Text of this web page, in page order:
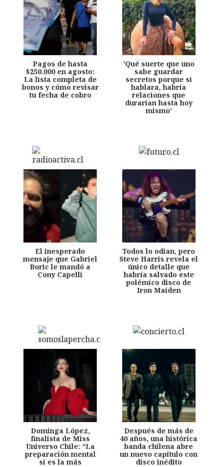
Pagos de hasta
$250.000 en agosto:
La lista completa de
bonos y cómo revisar
tu fecha de cobro
'Qué suerte que uno
sabe guardar
secretos porque si
hablara, habría
relaciones que
durarían hasta hoy
mismo'
El inesperado
mensaje que Gabriel
Boric le mandó a
Cony Capelli
Todos lo odian, pero
Steve Harris revela el
único detalle que
habría salvado este
polémico disco de
Iron Maiden
Dominga López,
finalista de Miss
Universo Chile: “La
preparación mental
sí es la más
Después de más de
40 años, una histórica
banda chilena abre
un nuevo capítulo con
disco inédito